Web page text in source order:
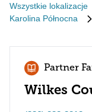
Wszystkie lokalizacje
Karolina Północna
Partner
Wilkes